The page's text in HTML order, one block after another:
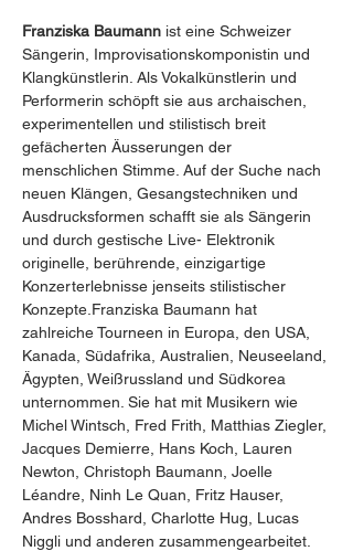
Franziska Baumann ist eine Schweizer
Sängerin, Improvisationskomponistin und
Klangkünstlerin. Als Vokalkünstlerin und
Performerin schöpft sie aus archaischen,
experimentellen und stilistisch breit
gefächerten Äusserungen der
menschlichen Stimme. Auf der Suche nach
neuen Klängen, Gesangstechniken und
Ausdrucksformen schafft sie als Sängerin
und durch gestische Live- Elektronik
originelle, berührende, einzigartige
Konzerterlebnisse jenseits stilistischer
Konzepte.Franziska Baumann hat
zahlreiche Tourneen in Europa, den USA,
Kanada, Südafrika, Australien, Neuseeland,
Ägypten, Weißrussland und Südkorea
unternommen. Sie hat mit Musikern wie
Michel Wintsch, Fred Frith, Matthias Ziegler,
Jacques Demierre, Hans Koch, Lauren
Newton, Christoph Baumann, Joelle
Léandre, Ninh Le Quan, Fritz Hauser,
Andres Bosshard, Charlotte Hug, Lucas
Niggli und anderen zusammengearbeitet.